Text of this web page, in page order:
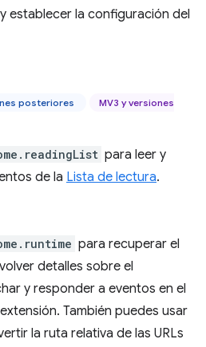
establecer la configuración del
posteriores
MV3 y versiones
para leer y
de la Lista de lectura.
para recuperar el
detalles sobre el
y responder a eventos en el
También puedes usar
la ruta relativa de las URLs